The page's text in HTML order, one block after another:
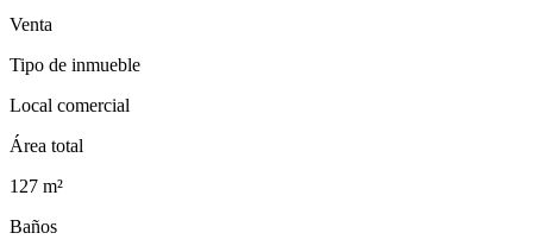
Venta
Tipo de inmueble
Local comercial
Área total
127 m²
Baños